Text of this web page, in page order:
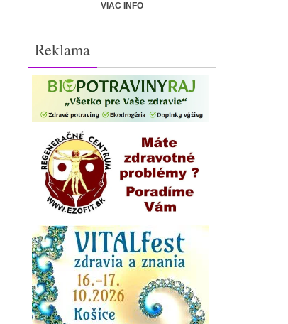
VIAC INFO
Reklama